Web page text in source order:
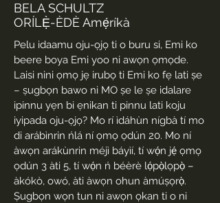
BELA SCHULTZ
ORÍLẸ̀-ÈDÈ Amẹ́ríkà
Pelu idaamu oju-ọjọ ti o buru si, Emi ko
beere boya Emi yoo ni awọn ọmọde.
Laisi nini ọmọ jẹ irubọ ti Emi ko fẹ lati ṣe
– ṣugbọn bawo ni MO ṣe le ṣe idalare
ipinnu yẹn bi ẹnikan ti pinnu lati koju
iyipada oju-ọjọ? Mo rí ìdáhùn nígbà tí mo
di arábìnrin ńlá ní ọmọ ọdún 20. Mo ní
àwọn arákùnrin méjì báyìí, tí wọ́n jẹ́ ọmọ
ọdún 3 àti 5, tí wọ́n ń béèrè lọ́pọ̀lọpọ̀ –
àkókò, owó, àti àwọn ohun àmúṣọrọ̀.
Ṣugbọn wọn tun ni awọn ọkan ti o ni